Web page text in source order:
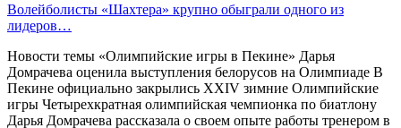
Волейболисты «Шахтера» крупно обыграли одного из
лидеров…
Новости темы «Олимпийские игры в Пекине» Дарья
Домрачева оценила выступления белорусов на Олимпиаде В
Пекине официально закрылись XXIV зимние Олимпийские
игры Четырехкратная олимпийская чемпионка по биатлону
Дарья Домрачева рассказала о своем опыте работы тренером в